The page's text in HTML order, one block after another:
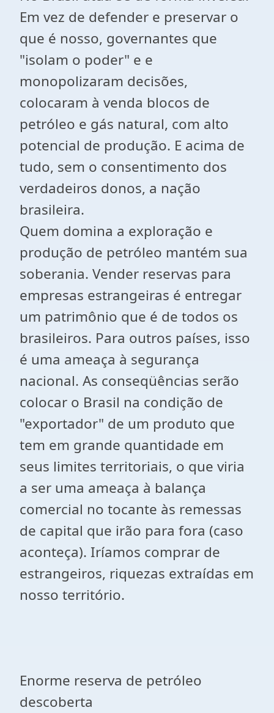
Em vez de defender e preservar o
que é nosso, governantes que
"isolam o poder" e e
monopolizaram decisões,
colocaram à venda blocos de
petróleo e gás natural, com alto
potencial de produção. E acima de
tudo, sem o consentimento dos
verdadeiros donos, a nação
brasileira.
Quem domina a exploração e
produção de petróleo mantém sua
soberania. Vender reservas para
empresas estrangeiras é entregar
um patrimônio que é de todos os
brasileiros. Para outros países, isso
é uma ameaça à segurança
nacional. As conseqüências serão
colocar o Brasil na condição de
"exportador" de um produto que
tem em grande quantidade em
seus limites territoriais, o que viria
a ser uma ameaça à balança
comercial no tocante às remessas
de capital que irão para fora (caso
aconteça). Iríamos comprar de
estrangeiros, riquezas extraídas em
nosso território.
Enorme reserva de petróleo
descoberta